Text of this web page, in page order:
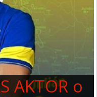
AKΤOR ο